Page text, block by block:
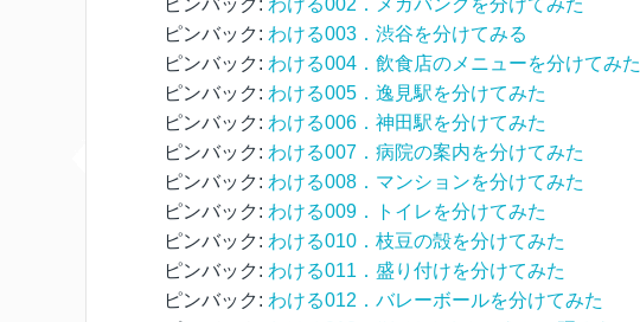
ピンバック: わける002．メガバンクを分けてみた
ピンバック: わける003．渋谷を分けてみる
ピンバック: わける004．飲食店のメニューを分けてみた
ピンバック: わける005．逸見駅を分けてみた
ピンバック: わける006．神田駅を分けてみた
ピンバック: わける007．病院の案内を分けてみた
ピンバック: わける008．マンションを分けてみた
ピンバック: わける009．トイレを分けてみた
ピンバック: わける010．枝豆の殻を分けてみた
ピンバック: わける011．盛り付けを分けてみた
ピンバック: わける012．バレーボールを分けてみた